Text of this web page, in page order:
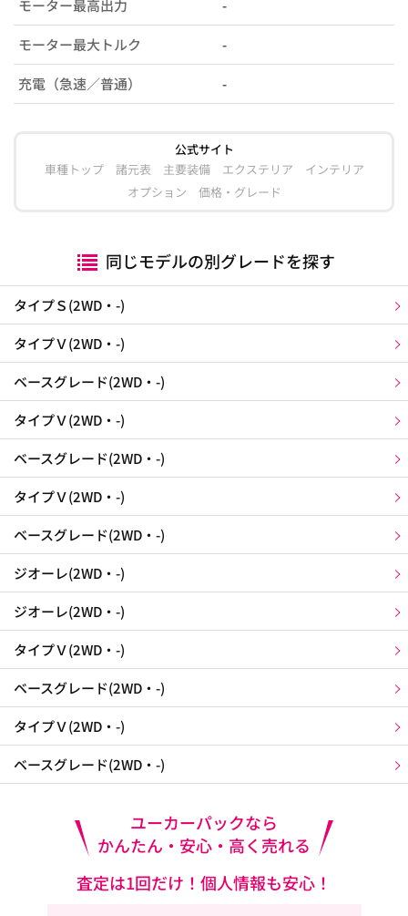
モーター最高出力 -
モーター最大トルク -
充電（急速／普通） -
公式サイト
車種トップ
諸元表 主要装備 エクステリア
インテリア
オプション
価格・グレード
同じモデルの別グレードを探す
タイプＳ(2WD・-)
タイプＶ(2WD・-)
ベースグレード(2WD・-)
タイプＶ(2WD・-)
ベースグレード(2WD・-)
タイプＶ(2WD・-)
ベースグレード(2WD・-)
ジオーレ(2WD・-)
ジオーレ(2WD・-)
タイプＶ(2WD・-)
ベースグレード(2WD・-)
タイプＶ(2WD・-)
ベースグレード(2WD・-)
ユーカーパックなら
かんたん・安心・高く売れる
査定は1回だけ！個人情報も安心！